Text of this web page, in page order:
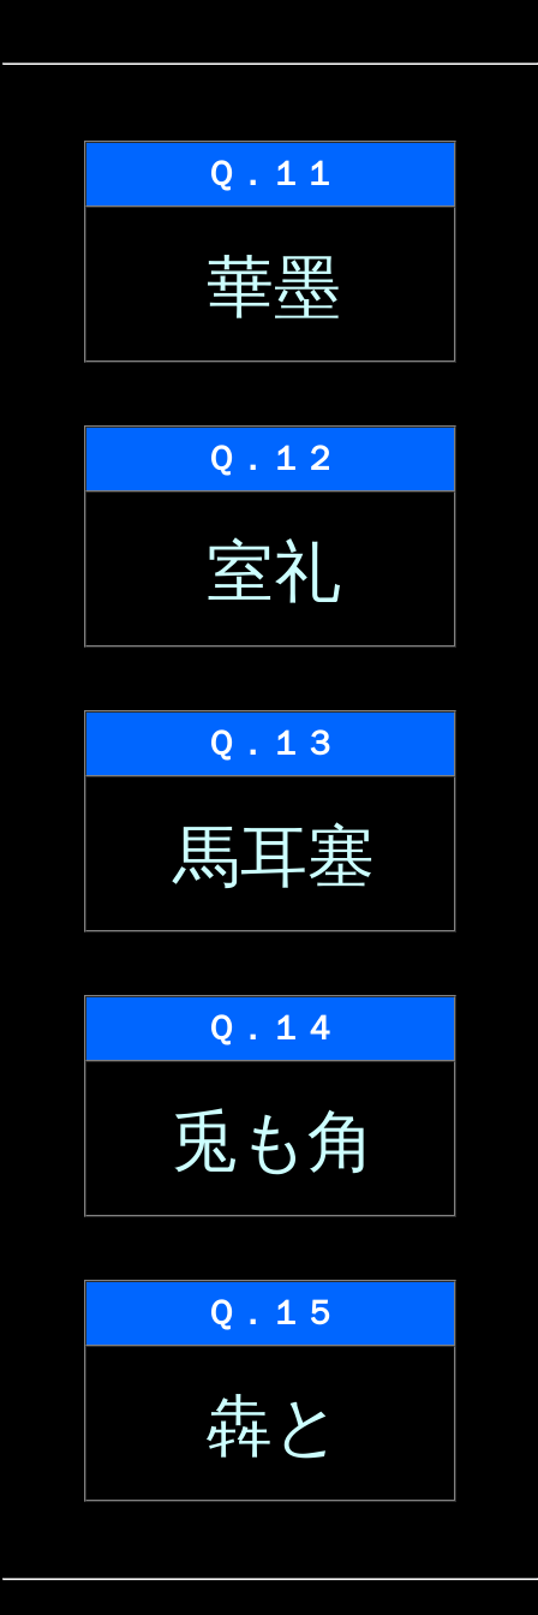
Ｑ．１１
華墨
Ｑ．１２
室礼
Ｑ．１３
馬耳塞
Ｑ．１４
兎も角
Ｑ．１５
犇と